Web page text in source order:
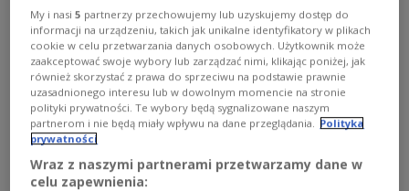
- Myślę, że poprzebijał wszystkich, z którymi pracował,
także moje sukcesy - powiedział w rozmowie z Polskim
Radiem Paweł Janas, były selekcjoner reprezentacji
Polski, który w przeszłości pracował z Maciejem Skorżą.
Prowadzona przez byłego trenera Lecha Poznań Urawa
Red Diamonds wygrała Azjatycką Ligę Mistrzów. To
jeden z największych sukcesów polskiego szkoleniowca
na arenie międzynarodowej.
Zobacz więcej na temat:
maciej skorża
TYLKO U NAS
My i nasi5 partnerzy przechowujemy lub uzyskujemy dostęp do
informacji na urządzeniu, takich jak unikalne identyfikatory w plikach
cookie w celu przetwarzania danych osobowych. Użytkownik może
zaakceptować swoje wybory lub zarządzać nimi, klikając poniżej, jak
również skorzystać z prawa do sprzeciwu na podstawie prawnie
uzasadnionego interesu lub w dowolnym momencie na stronie
polityki prywatności. Te wybory będą sygnalizowane naszym
partnerom i nie będą miały wpływu na dane przeglądania.
Polityka
prywatności
Wraz z naszymi partnerami przetwarzamy dane w
celu zapewnienia: